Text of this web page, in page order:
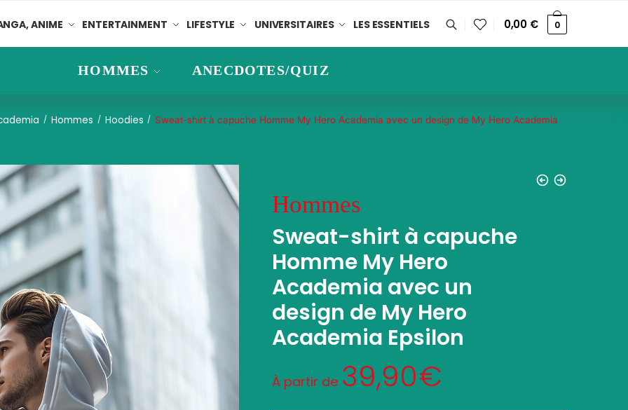
ANIME ENTERTAINMENT LIFESTYLE UNIVERSITAIRES LES ESSENTIELS 0,00 € 0
HOMMES ANECDOTES/QUIZ
/ Hommes / Hoodies / Sweat-shirt à capuche Homme My Hero Academia avec un design de My Hero Academia
Hommes
Sweat-shirt à capuche
Homme My Hero
Academia avec un
design de My Hero
Academia Epsilon
À partir de 39,90€